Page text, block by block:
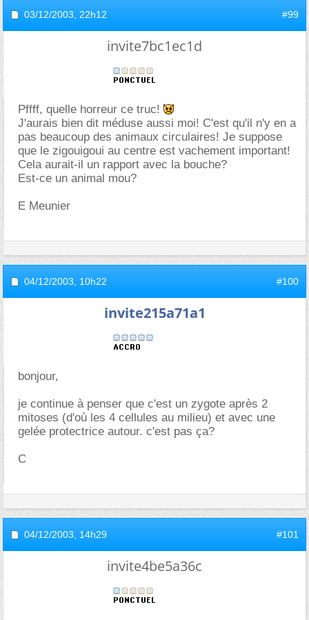
03/12/2003, 22h12 #99
invite7bc1ec1d
Pffff, quelle horreur ce truc!
J'aurais bien dit méduse aussi moi! C'est qu'il n'y en a
pas beaucoup des animaux circulaires! Je suppose
que le zigouigoui au centre est vachement important!
Cela aurait-il un rapport avec la bouche?
Est-ce un animal mou?
E Meunier
04/12/2003, 10h22 #100
invite215a71a1
bonjour,
je continue à penser que c'est un zygote après 2
mitoses (d'où les 4 cellules au milieu) et avec une
gelée protectrice autour. c'est pas ça?
C
04/12/2003, 14h29 #101
invite4be5a36c